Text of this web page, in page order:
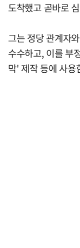
도착했고 곧바로
그는 정당 관계자
수수하고, 이를 부
막' 제작 등에 사용